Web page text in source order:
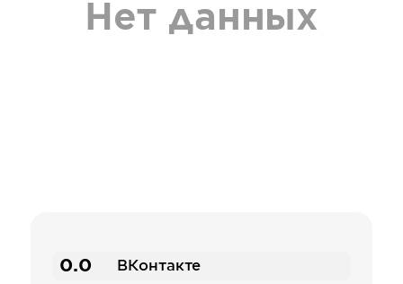
Нет данных
0.0 ВКонтакте